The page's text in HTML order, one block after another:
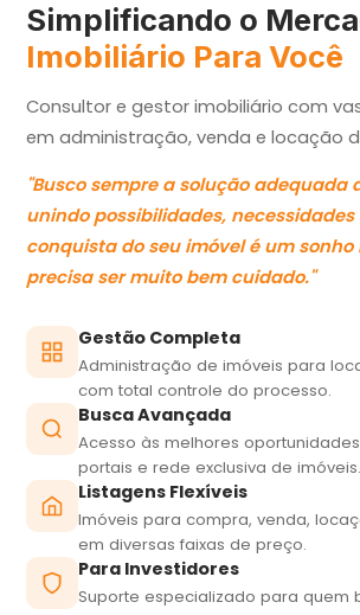
Simplificando o
Imobiliário Para Você
Consultor e gestor imobiliário com
em administração, venda e locação
"Busco sempre a solução adequada
unindo possibilidades, necessidades
conquista do seu imóvel é um sonho
precisa ser muito bem cuidado."
Gestão Completa
Administração de imóveis para
com total controle do processo.
Busca Avançada
Acesso às melhores
portais e rede exclusiva de imóveis.
Listagens Flexíveis
Imóveis para compra, venda,
em diversas faixas de preço.
Para Investidores
Suporte especializado para quem